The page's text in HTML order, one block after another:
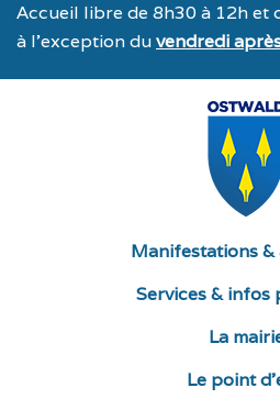
Accueil libre de 8h30 à 12h et
à l’exception duvendredi
Manifestations
Services & infos
La
Le point